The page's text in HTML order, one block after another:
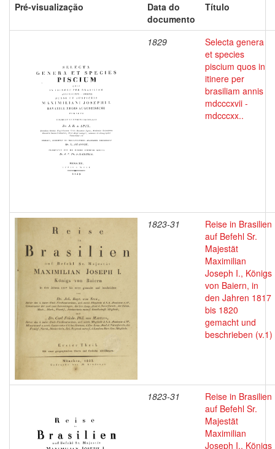
Pré-visualização
Data do
documento
Título
1829
Selecta genera
et species
piscium quos in
itinere per
brasiliam annis
mdcccxvii -
mdcccxx..
1823-31
Reise in Brasilien
auf Befehl Sr.
Majestät
Maximilian
Joseph I., Königs
von Baiern, in
den Jahren 1817
bis 1820
gemacht und
beschrieben (v.1)
1823-31
Reise in Brasilien
auf Befehl Sr.
Majestät
Maximilian
Joseph I., Königs